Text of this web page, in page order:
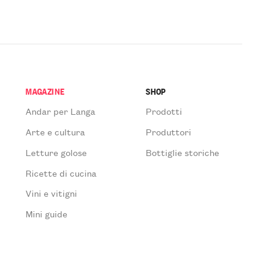
MAGAZINE
Andar per Langa
Arte e cultura
Letture golose
Ricette di cucina
Vini e vitigni
Mini guide
SHOP
Prodotti
Produttori
Bottiglie storiche